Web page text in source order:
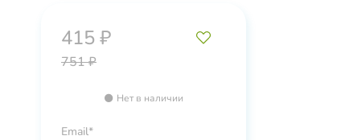
415 ₽
751 ₽
Нет в наличии
Email*